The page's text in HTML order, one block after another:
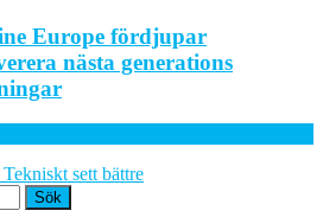
Europe fördjupar
nästa generations
sett bättre